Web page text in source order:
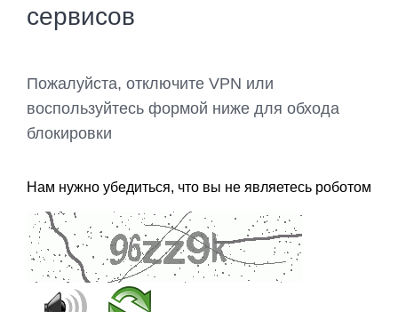
сервисов
Пожалуйста, отключите VPN или
воспользуйтесь формой ниже для обхода
блокировки
Нам нужно убедиться, что вы не являетесь роботом